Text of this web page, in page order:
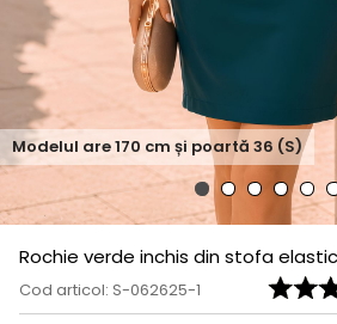
Modelul are170 cm și poartă 36 (S)
Rochie verde inchis din stofa
Cod articol: S-062625-1